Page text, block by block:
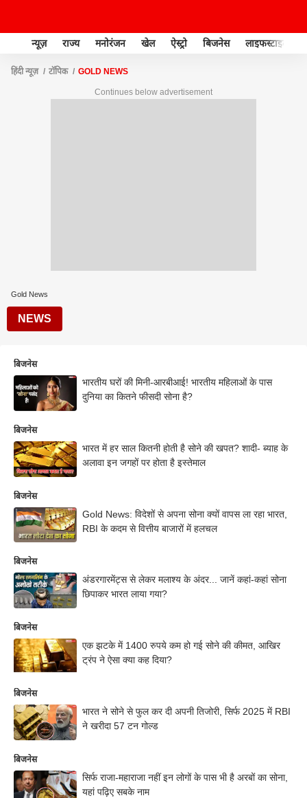
न्यूज़ राज्य मनोरंजन खेल ऐस्ट्रो बिजनेस लाइफस्टाइल
हिंदी न्यूज़ टॉपिक GOLD NEWS
Continues below advertisement
Gold News
NEWS
बिजनेस
भारतीय घरों की मिनी-आरबीआई! भारतीय महिलाओं के पास
दुनिया का कितने फीसदी सोना है?
बिजनेस
भारत में हर साल कितनी होती है सोने की खपत? शादी- ब्याह के
अलावा इन जगहों पर होता है इस्तेमाल
बिजनेस
Gold News: विदेशों से अपना सोना क्यों वापस ला रहा भारत,
RBI के कदम से वित्तीय बाजारों में हलचल
बिजनेस
अंडरगारमेंट्स से लेकर मलाश्य के अंदर... जानें कहां-कहां सोना
छिपाकर भारत लाया गया?
बिजनेस
एक झटके में 1400 रुपये कम हो गई सोने की कीमत, आखिर
ट्रंप ने ऐसा क्या कह दिया?
बिजनेस
भारत ने सोने से फुल कर दी अपनी तिजोरी, सिर्फ 2025 में RBI
ने खरीदा 57 टन गोल्ड
बिजनेस
सिर्फ राजा-महाराजा नहीं इन लोगों के पास भी है अरबों का सोना,
यहां पढ़िए सबके नाम